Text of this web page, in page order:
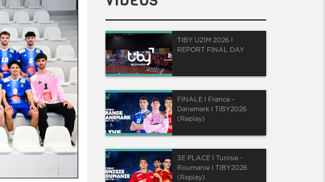
TIBY U21M 2026 I
REPORT FINAL DAY
FINALE I France -
Danemark I TIBY2026
(Replay)
3E PLACE I Tunisie -
Roumanie I TIBY2026
(Replay)